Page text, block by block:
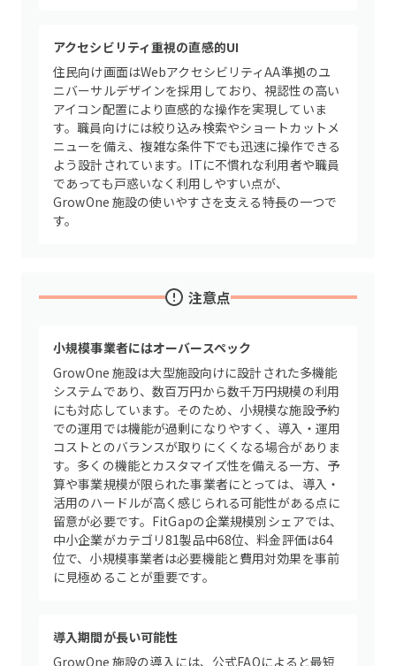
アクセシビリティ重視の直感的UI
住民向け画面はWebアクセシビリティAA準拠のユ
ニバーサルデザインを採用しており、視認性の高い
アイコン配置により直感的な操作を実現していま
す。職員向けには絞り込み検索やショートカットメ
ニューを備え、複雑な条件下でも迅速に操作できる
よう設計されています。ITに不慣れな利用者や職員
であっても戸惑いなく利用しやすい点が、
GrowOne 施設の使いやすさを支える特長の一つで
す。
注意点
小規模事業者にはオーバースペック
GrowOne 施設は大型施設向けに設計された多機能
システムであり、数百万円から数千万円規模の利用
にも対応しています。そのため、小規模な施設予約
での運用では機能が過剰になりやすく、導入・運用
コストとのバランスが取りにくくなる場合がありま
す。多くの機能とカスタマイズ性を備える一方、予
算や事業規模が限られた事業者にとっては、導入・
活用のハードルが高く感じられる可能性がある点に
留意が必要です。FitGapの企業規模別シェアでは、
中小企業がカテゴリ81製品中68位、料金評価は64
位で、小規模事業者は必要機能と費用対効果を事前
に見極めることが重要です。
導入期間が長い可能性
GrowOne 施設の導入には、公式FAQによると最短